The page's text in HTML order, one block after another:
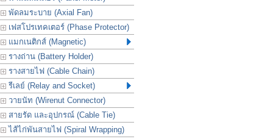
พัดลมระบาย (Axial Fan)
เฟสโปรเทคเตอร์ (Phase Protector)
แมกเนติกส์ (Magnetic)
รางถ่าน (Battery Holder)
รางสายไฟ (Cable Chain)
รีเลย์ (Relay and Socket)
วายนัท (Wirenut Connector)
สายรัด และอุปกรณ์ (Cable Tie)
ไส้ไก่พันสายไฟ (Spiral Wrapping)